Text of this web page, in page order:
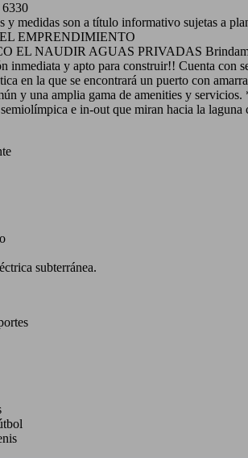
y medidas son a título informativo sujetas a
EMPRENDIMIENTO
EL NAUDIR AGUAS PRIVADAS
inmediata y apto para construir!! Cuenta con
en la que se encontrará un puerto con
y una amplia gama de amenities y
e in-out que miran hacia la
subterránea.